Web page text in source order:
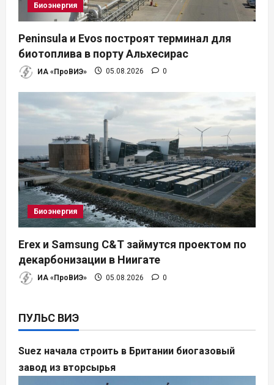
Биоэнергия
Peninsula и Evos построят терминал для
биотоплива в порту Альхесирас
ИА «ПроВИЭ» 05.08.2026 0
Биоэнергия
Erex и Samsung C&T займутся проектом по
декарбонизации в Ниигате
ИА «ПроВИЭ» 05.08.2026 0
ПУЛЬС ВИЭ
Suez начала строить в Британии биогазовый
завод из вторсырья